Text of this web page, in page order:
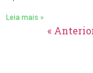
Leia mais »
«